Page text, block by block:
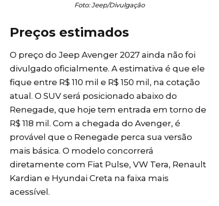
Foto: Jeep/Divulgação
Preços estimados
O preço do Jeep Avenger 2027 ainda não foi
divulgado oficialmente. A estimativa é que ele
fique entre R$ 110 mil e R$ 150 mil, na cotação
atual. O SUV será posicionado abaixo do
Renegade, que hoje tem entrada em torno de
R$ 118 mil. Com a chegada do Avenger, é
provável que o Renegade perca sua versão
mais básica. O modelo concorrerá
diretamente com Fiat Pulse, VW Tera, Renault
Kardian e Hyundai Creta na faixa mais
acessível.